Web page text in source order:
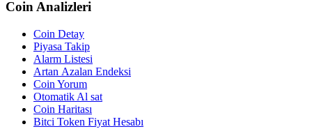
Coin Analizleri
Coin Detay
Piyasa Takip
Alarm Listesi
Artan Azalan Endeksi
Coin Yorum
Otomatik Al sat
Coin Haritası
Bitci Token Fiyat Hesabı